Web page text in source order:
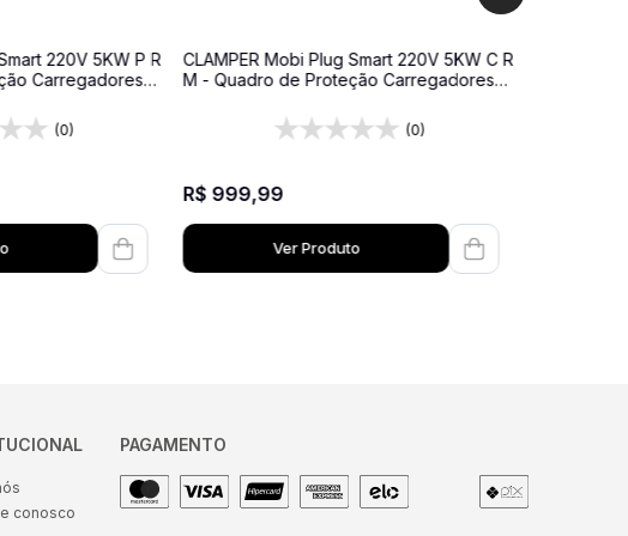
220V 5KW P R
Carregadores
(0)
CLAMPER Mobi Plug Smart 220V 5KW C R
M - Quadro de Proteção Carregadores
Medidor de Energia
(0)
R$ 999,99
Ver Produto
conosco
PAGAMENTO